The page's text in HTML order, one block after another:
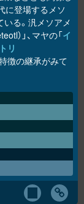
に登場するメソ
る。汎メソアメ
）」、マヤの「イ
リ
徴の継承がみて